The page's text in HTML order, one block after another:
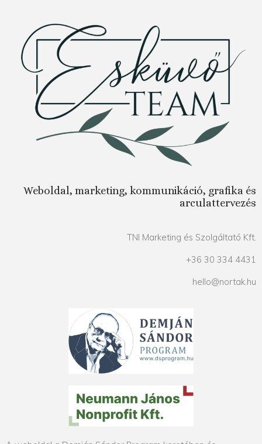
Weboldal, marketing, kommunikáció, grafika és
arculattervezés
TNI Marketing és Szolgáltató Kft.
+36 30 334 4431
hello@nortak.hu